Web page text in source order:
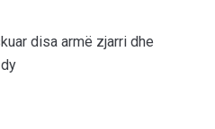
disa armë zjarri dhe